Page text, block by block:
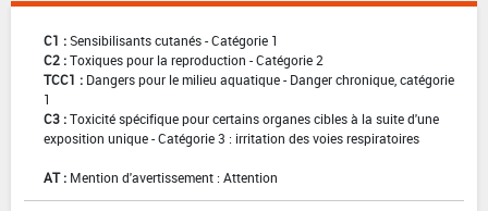
C1 :Sensibilisants cutanés - Catégorie 1
C2 :Toxiques pour la reproduction - Catégorie 2
TCC1 : Dangers pour le milieu aquatique - Danger chronique, catégorie
1
C3 :Toxicité spécifique pour certains organes cibles à la suite d'une
exposition unique - Catégorie 3 : irritation des voies respiratoires
AT : Mention d'avertissement : Attention